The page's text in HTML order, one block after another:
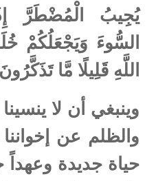
يُجِيبُ الْمُضْطَرَّ
السُّوءَ وَيَجْعَلُكُمْ
اللَّهِ قَلِيلًا مَّا
وينبغي أن لا
والظلم عن
حياة جديدة وعهداً